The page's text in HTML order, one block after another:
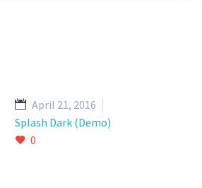
April 21, 2016
Splash Dark (Demo)
0